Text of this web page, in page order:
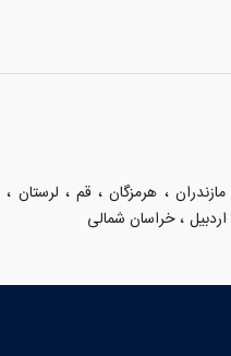
مازندران ، هرمزگان، قم ، لرستان ،
اردبیل ،خراسان شمالی